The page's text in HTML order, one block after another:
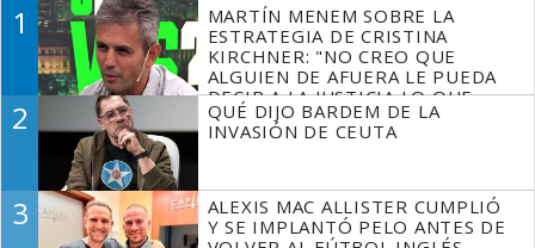
1
MARTÍN MENEM SOBRE LA
ESTRATEGIA DE CRISTINA
KIRCHNER: "NO CREO QUE
ALGUIEN DE AFUERA LE PUEDA
DECIR A LA JUSTICIA LO QUE
TIENE QUE HACER"
2
QUÉ DIJO BARDEM DE LA
INVASIÓN DE CEUTA
3
ALEXIS MAC ALLISTER CUMPLIÓ
Y SE IMPLANTÓ PELO ANTES DE